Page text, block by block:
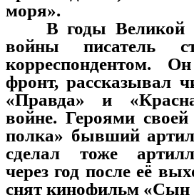
моря».
В годы Великой
войны писатель
корреспондентом.
фронт, рассказывал
«Правда» и
войне. Героями
полка» бывший
сделал тоже
через год после её
снят кинофильм «Сын